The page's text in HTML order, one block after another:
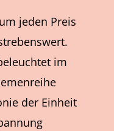
jeden Preis
im
der Einheit